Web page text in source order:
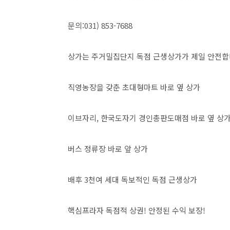
문의:031) 853-7688
상가는 주거밀집단지 독점 근생상가가 제일 안전
직영농장을 갖춘 초대형마트 바로 옆 상가
이브자리, 한국도자기 경인총판도매점 바로 옆 상
버스 정류장 바로 앞 상가
배후 3천여 세대 독보적인 독점 근생상가
핵심프라자 독점적 상권! 안정된 수익 보장!